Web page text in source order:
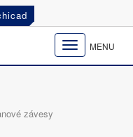
Toggle
navigation
MENU
závesy